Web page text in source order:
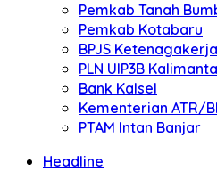
Pemkab Tanah
Pemkab Kotabaru
BPJS
PLN UIP3B
Bank Kalsel
Kementerian ATR/
PTAM Intan Banjar
Headline